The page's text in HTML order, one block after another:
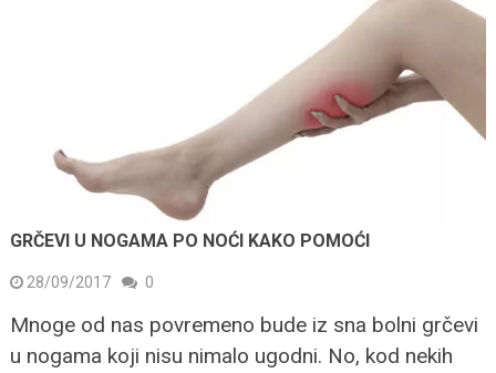
GRČEVI U NOGAMA PO NOĆI KAKO POMOĆI
28/09/2017 0
Mnoge od nas povremeno bude iz sna bolni grčevi
u nogama koji nisu nimalo ugodni. No, kod nekih